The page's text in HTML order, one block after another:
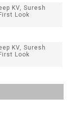
KV, Suresh
Look
KV, Suresh
Look